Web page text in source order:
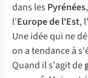
dans les Pyrénées
l'Europe de l'Est, l'
Une idée qui ne
on a tendance à
Quand il s'agit de